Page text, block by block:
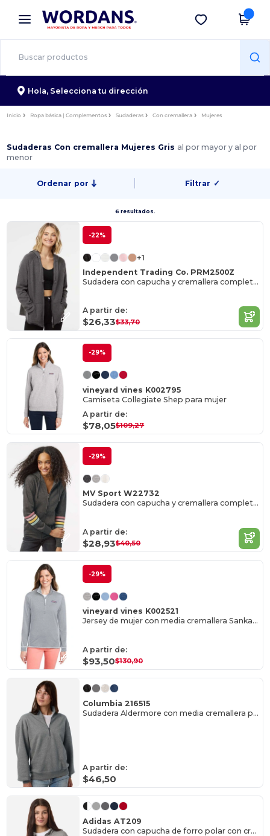
× App de Wordans
¡Mejores precios en app!
Descargar app
Hola, Selecciona tu dirección
Inicio Ropa básica | Complementos Sudaderas Con cremallera Mujeres
Sudaderas Con cremallera Mujeres Gris al por mayor y al por
menor
Ordenar por Filtrar ✓
6 resultados.
-22%
+1
Independent Trading Co. PRM2500Z
Sudadera con capucha y cremallera completa California Wave Wash, mujer
A partir de:
$26,33$33,70
-29%
vineyard vines K002795
Camiseta Collegiate Shep para mujer
A partir de:
$78,05$109,27
-29%
MV Sport W22732
Sudadera con capucha y cremallera completa y mangas a rayas para mujer
A partir de:
$28,93$40,50
-29%
vineyard vines K002521
Jersey de mujer con media cremallera Sankaty de microrayas
A partir de:
$93,50$130,90
Columbia 216515
Sudadera Aldermore con media cremallera para mujer
A partir de:
$46,50
Adidas AT209
Sudadera con capucha de forro polar con cremallera completa Game & Go para mujer